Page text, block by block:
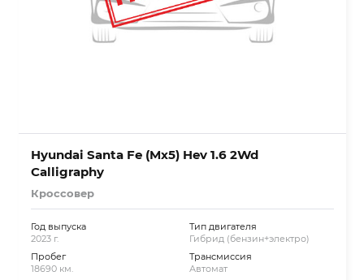
Hyundai Santa Fe (Mx5) Hev 1.6 2Wd
Calligraphy
Кроссовер
Год выпуска
2023 г.
Пробег
18690 км.
Тип двигателя
Гибрид (бензин+электро)
Трансмиссия
Автомат